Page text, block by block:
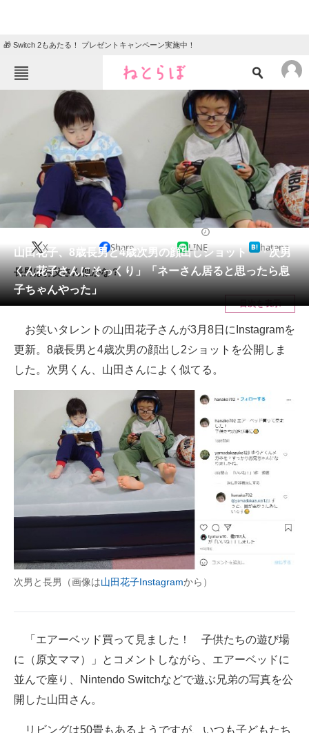
🎁 Switch 2もあたる！ プレゼントキャンペーン実施中！
ねとらぼメニュー
ニュース
クイズ
地域
住まい 教育・育児
リサーチ
会員記事
メディア
注目記事を集めた総合ページ
ITの今と未来を見通す
スマホと通信の最新トレンド
進化するPCとデバイスの未来
好きが集まる 比べて選べる
ビジネスと働き方のヒント
AI活用のいまが分かる
企業ITのトレンドを詳説
経営リーダーのコミュニティ
マーケ×ITの今がよく分かる
企業向けIT製品の総合サイト
IT製品の技術・比較・事例
製造業のIT導入・活用を支援
モノづくり技術者専門サイト
山田花子、8歳長男と4歳次男の顔出しショット 「次男
くん花子さんにそっくり」「ネーさん居ると思ったら息
子ちゃんやった」
X Share LINE hatena
長男はお父さん似かな？
目次を表示
お笑いタレントの山田花子さんが3月8日にInstagramを
更新。8歳長男と4歳次男の顔出し2ショットを公開しま
した。次男くん、山田さんによく似てる。
次男と長男（画像は山田花子Instagramから）
「エアーベッド買って見ました！ 子供たちの遊び場
に（原文ママ）」とコメントしながら、エアーベッドに
並んで座り、Nintendo Switchなどで遊ぶ兄弟の写真を公
開した山田さん。
リビングは50畳もあるようですが、いつも子どもたち